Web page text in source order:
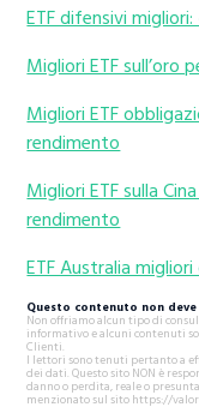
ETF difensivi
Migliori ETF sull’oro
Migliori ETF
rendimento
Migliori ETF sulla
rendimento
ETF Australia
Questo contenuto non
Non offriamo alcun tipo di
informativo e alcuni contenuti
Clienti.
I lettori sono tenuti pertanto a
dei dati. Questo sito NON è
danno o perdita, reale o
menzionato sul sito https://